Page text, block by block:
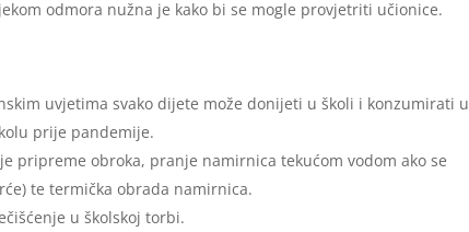
odmora nužna je kako bi se mogle provjetriti učionice.
uvjetima svako dijete može donijeti u školi i konzumirati u
prije pandemije.
pripreme obroka, pranje namirnica tekućom vodom ako se
te termička obrada namirnica.
u školskoj torbi.